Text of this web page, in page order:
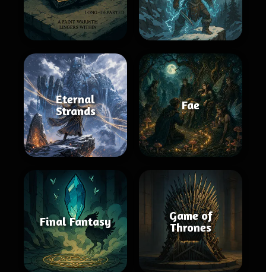
Eternal
Strands
Fae
Final Fantasy
Game of
Thrones